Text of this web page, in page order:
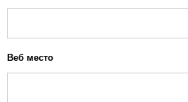
Веб место